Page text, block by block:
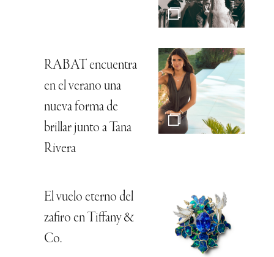
RABAT encuentra
en el verano una
nueva forma de
brillar junto a Tana
Rivera
El vuelo eterno del
zafiro en Tiffany &
Co.